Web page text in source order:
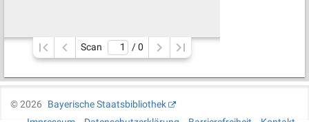
Scan / 0
©2026
Bayerische Staatsbibliothek